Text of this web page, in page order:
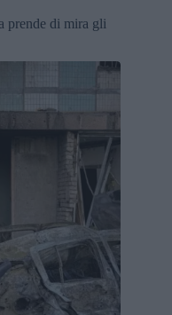
prende di mira gli